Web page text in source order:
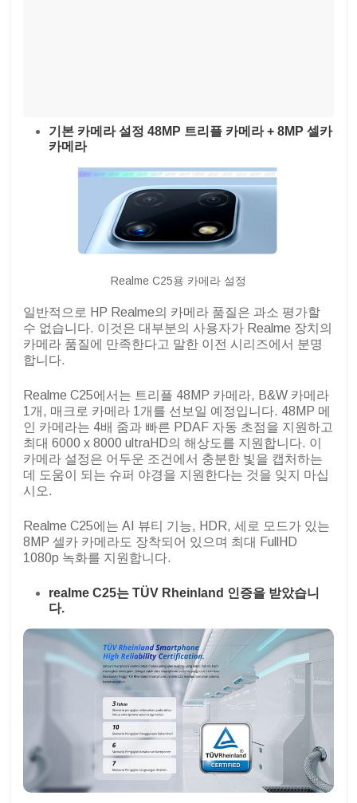
기본 카메라 설정 48MP 트리플 카메라 + 8MP 셀카
카메라
Realme C25용 카메라 설정
일반적으로 HP Realme의 카메라 품질은 과소 평가할
수 없습니다. 이것은 대부분의 사용자가 Realme 장치의
카메라 품질에 만족한다고 말한 이전 시리즈에서 분명
합니다.
Realme C25에서는 트리플 48MP 카메라, B&W 카메라
1개, 매크로 카메라 1개를 선보일 예정입니다. 48MP 메
인 카메라는 4배 줌과 빠른 PDAF 자동 초점을 지원하고
최대 6000 x 8000 ultraHD의 해상도를 지원합니다. 이
카메라 설정은 어두운 조건에서 충분한 빛을 캡처하는
데 도움이 되는 슈퍼 야경을 지원한다는 것을 잊지 마십
시오.
Realme C25에는 AI 뷰티 기능, HDR, 세로 모드가 있는
8MP 셀카 카메라도 장착되어 있으며 최대 FullHD
1080p 녹화를 지원합니다.
realme C25는 TÜV Rheinland 인증을 받았습니
다.